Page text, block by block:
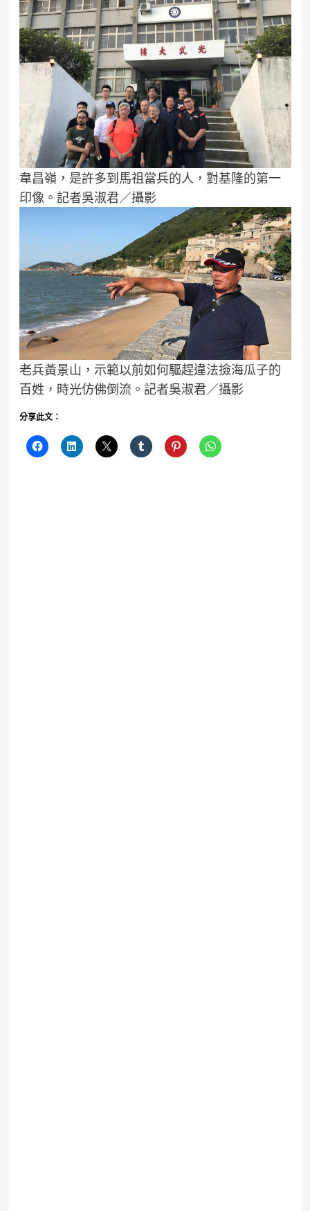
韋昌嶺，是許多到馬祖當兵的人，對基隆的第一
印像。記者吳淑君／攝影
老兵黃景山，示範以前如何驅趕違法撿海瓜子的
百姓，時光仿佛倒流。記者吳淑君／攝影
分享此文：